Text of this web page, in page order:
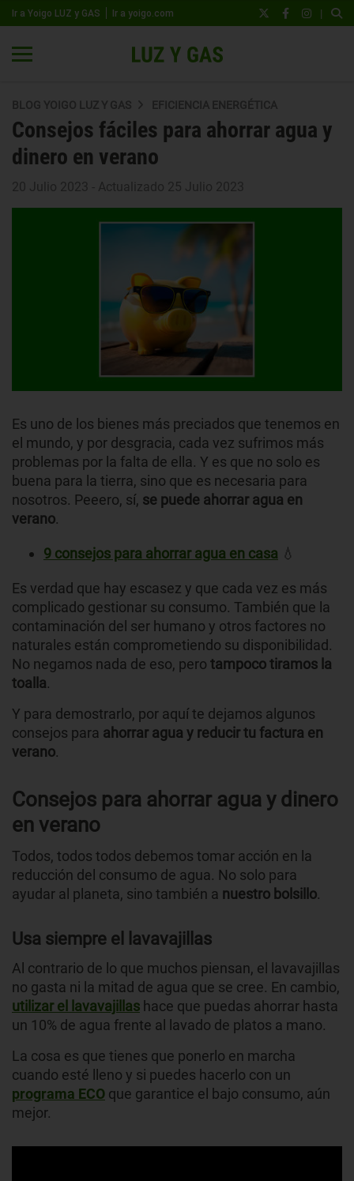
Ir a Yoigo LUZ y GAS Ir a yoigo.com |
BLOG YOIGO LUZ Y GAS EFICIENCIA ENERGÉTICA
Consejos fáciles para ahorrar agua y
dinero en verano
20 Julio 2023 - Actualizado 25 Julio 2023
Es uno de los bienes más preciados que tenemos en
el mundo, y por desgracia, cada vez sufrimos más
problemas por la falta de ella. Y es que no solo es
buena para la tierra, sino que es necesaria para
nosotros. Peeero, sí, se puede ahorrar agua en
verano.
9 consejos para ahorrar agua en casa 💧
Es verdad que hay escasez y que cada vez es más
complicado gestionar su consumo. También que la
contaminación del ser humano y otros factores no
naturales están comprometiendo su disponibilidad.
No negamos nada de eso, pero tampoco tiramos la
toalla.
Y para demostrarlo, por aquí te dejamos algunos
consejos para ahorrar agua y reducir tu factura en
verano.
Consejos para ahorrar agua y dinero
en verano
Todos, todos todos debemos tomar acción en la
reducción del consumo de agua. No solo para
ayudar al planeta, sino también a nuestro bolsillo.
Usa siempre el lavavajillas
Al contrario de lo que muchos piensan, el lavavajillas
no gasta ni la mitad de agua que se cree. En cambio,
utilizar el lavavajillas hace que puedas ahorrar hasta
un 10% de agua frente al lavado de platos a mano.
La cosa es que tienes que ponerlo en marcha
cuando esté lleno y si puedes hacerlo con un
programa ECO que garantice el bajo consumo, aún
mejor.